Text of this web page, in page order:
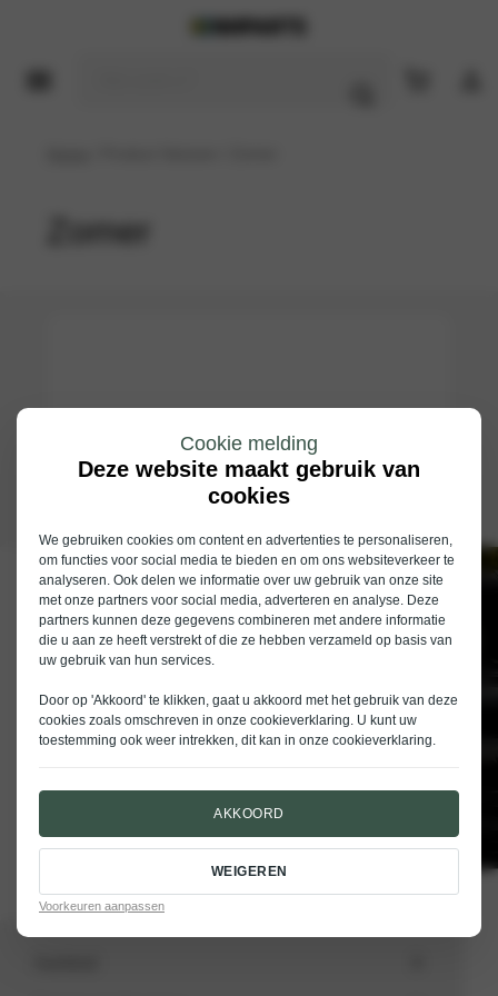
Cookie melding
Deze website maakt gebruik van
cookies
We gebruiken cookies om content en advertenties te personaliseren,
om functies voor social media te bieden en om ons websiteverkeer te
analyseren. Ook delen we informatie over uw gebruik van onze site
met onze partners voor social media, adverteren en analyse. Deze
partners kunnen deze gegevens combineren met andere informatie
die u aan ze heeft verstrekt of die ze hebben verzameld op basis van
uw gebruik van hun services.
Door op 'Akkoord' te klikken, gaat u akkoord met het gebruik van deze
cookies zoals omschreven in onze cookieverklaring. U kunt uw
toestemming ook weer intrekken, dit kan in onze cookieverklaring.
AKKOORD
WEIGEREN
Voorkeuren aanpassen
Zomer
Schrijf je in voor de nieuwsbrief van
Nieuwenhuijse
E-mailadres
VERSTUREN